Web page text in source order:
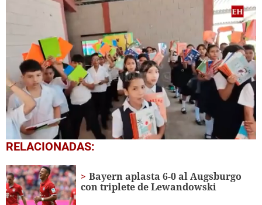
0
seconds
1
minute,
56
seconds
RELACIONADAS:
Bayern aplasta 6-0 al Augsburgo
con triplete de Lewandowski